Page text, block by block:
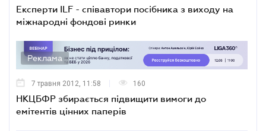
Експерти ILF - співавтори посібника з виходу на
міжнародні фондові ринки
Реклама
7 травня 2012, 11:58 160
НКЦБФР збирається підвищити вимоги до
емітентів цінних паперів